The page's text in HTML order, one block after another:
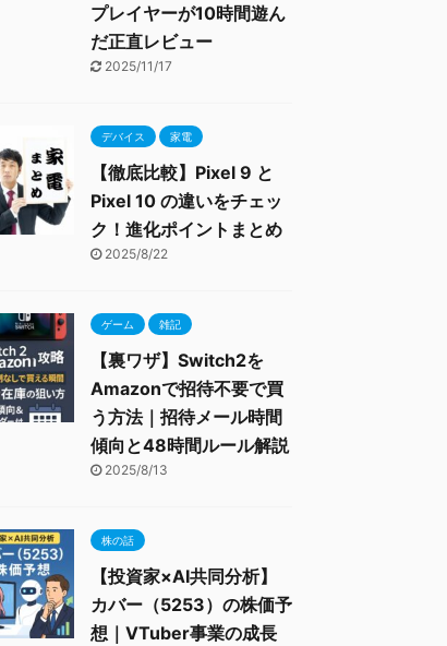
プレイヤーが10時間遊ん
だ正直レビュー
2025/11/17
デバイス 家電
【徹底比較】Pixel 9 と
Pixel 10 の違いをチェッ
ク！進化ポイントまとめ
2025/8/22
ゲーム 雑記
【裏ワザ】Switch2を
Amazonで招待不要で買
う方法｜招待メール時間
傾向と48時間ルール解説
2025/8/13
株の話
【投資家×AI共同分析】
カバー（5253）の株価予
想｜VTuber事業の成長